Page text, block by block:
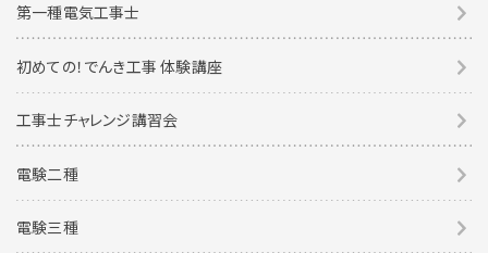
第一種電気工事士
初めての！でんき工事 体験講座
工事士チャレンジ講習会
電験二種
電験三種